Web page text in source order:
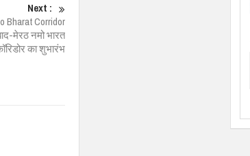
Next :
Bharat Corridor
मेरठ नमो भारत
का शुभारंभ